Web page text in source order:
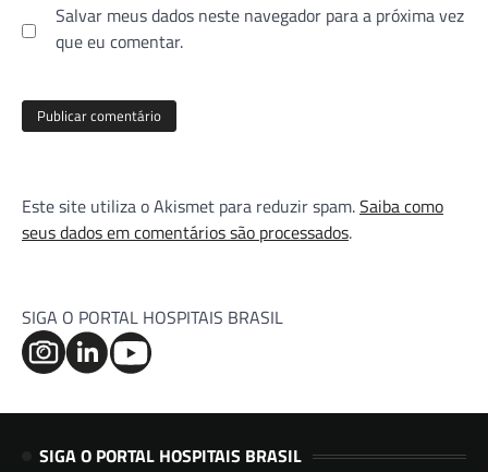
Salvar meus dados neste navegador para a próxima vez
que eu comentar.
Este site utiliza o Akismet para reduzir spam.Saiba como
seus dados em comentários são processados.
SIGA O PORTAL HOSPITAIS BRASIL
SIGA O PORTAL HOSPITAIS BRASIL